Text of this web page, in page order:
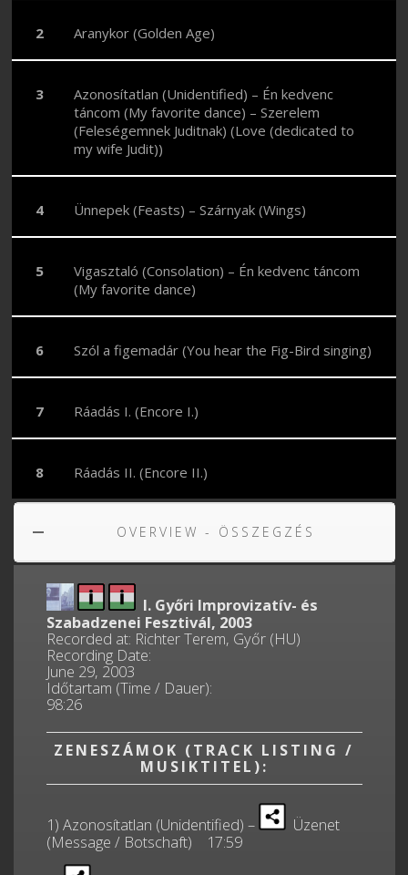
Aranykor (Golden Age)
Azonosítatlan (Unidentified) – Én kedvenc
táncom (My favorite dance) – Szerelem
(Feleségemnek Juditnak) (Love (dedicated to
my wife Judit))
Ünnepek (Feasts) – Szárnyak (Wings)
Vigasztaló (Consolation) – Én kedvenc táncom
(My favorite dance)
Szól a figemadár (You hear the Fig-Bird singing)
Ráadás I. (Encore I.)
Ráadás II. (Encore II.)
OVERVIEW - ÖSSZEGZÉS
I. Győri Improvizatív- és
Szabadzenei Fesztivál, 2003
Recorded at: Richter Terem, Győr (HU)
Recording Date:
June 29, 2003
Időtartam (Time / Dauer):
98:26
ZENESZÁMOK (TRACK LISTING /
MUSIKTITEL):
1) Azonosítatlan (Unidentified) –
Üzenet
(Message / Botschaft) 17:59